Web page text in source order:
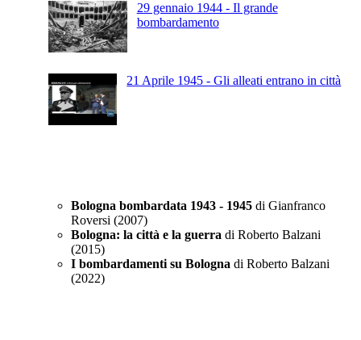
29 gennaio 1944 - Il grande
bombardamento
21 Aprile 1945 - Gli alleati entrano in città
Bologna bombardata 1943 - 1945 di Gianfranco
Roversi (2007)
Bologna: la città e la guerra di Roberto Balzani
(2015)
I bombardamenti su Bologna di Roberto Balzani
(2022)